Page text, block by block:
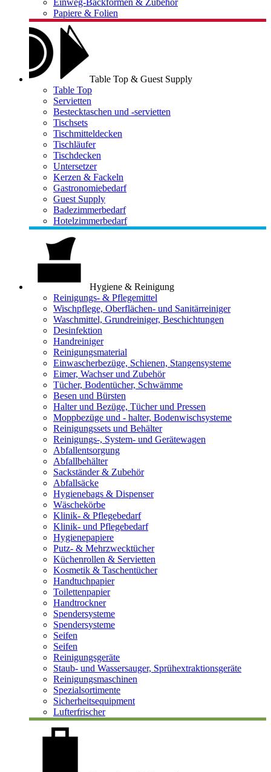
Einweg-Backformen & Zubehör
Papiere & Folien
Table Top & Guest Supply
Table Top
Servietten
Bestecktaschen und -servietten
Tischsets
Tischmitteldecken
Tischläufer
Tischdecken
Untersetzer
Kerzen & Fackeln
Gastronomiebedarf
Guest Supply
Badezimmerbedarf
Hotelzimmerbedarf
Hygiene & Reinigung
Reinigungs- & Pflegemittel
Wischpflege, Oberflächen- und Sanitärreiniger
Waschmittel, Grundreiniger, Beschichtungen
Desinfektion
Handreiniger
Reinigungsmaterial
Einwascherbezüge, Schienen, Stangensysteme
Eimer, Wachser und Zubehör
Tücher, Bodentücher, Schwämme
Besen und Bürsten
Halter und Bezüge, Tücher und Pressen
Moppbezüge und - halter, Bodenwischsysteme
Reinigungssets und Behälter
Reinigungs-, System- und Gerätewagen
Abfallentsorgung
Abfallbehälter
Sackständer & Zubehör
Abfallsäcke
Hygienebags & Dispenser
Wäschekörbe
Klinik- & Pflegebedarf
Klinik- und Pflegebedarf
Hygienepapiere
Putz- & Mehrzwecktücher
Küchenrollen & Servietten
Kosmetik & Taschentücher
Handtuchpapier
Toilettenpapier
Handtrockner
Spendersysteme
Spendersysteme
Seifen
Seifen
Reinigungsgeräte
Staub- und Wassersauger, Sprühextraktionsgeräte
Reinigungsmaschinen
Spezialsortimente
Sicherheitsequipment
Lufterfrischer